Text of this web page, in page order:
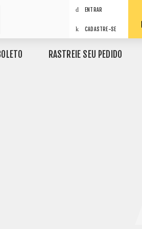
ENTRAR
CADASTRE-SE
RASTREIE SEU PEDIDO